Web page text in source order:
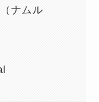
ナムル